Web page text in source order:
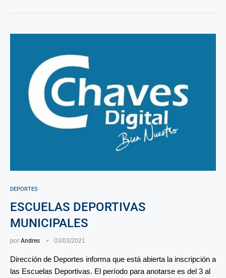
DEPORTES
ESCUELAS DEPORTIVAS
MUNICIPALES
por Andres 03/03/2021
Dirección de Deportes informa que está abierta la inscripción a
las Escuelas Deportivas. El período para anotarse es del 3 al